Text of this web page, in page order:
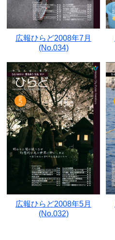
広報ひらど2008年7月
(No.034)
広報ひらど2008年5月
(No.032)